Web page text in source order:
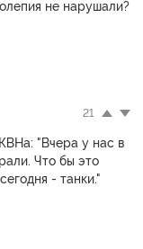
не нарушали?
21
"Вчера у нас в
Что бы это
- танки."